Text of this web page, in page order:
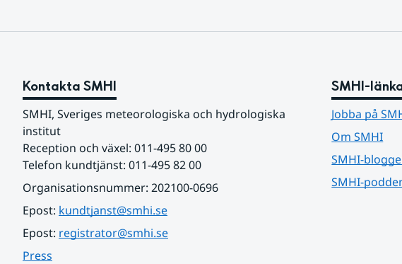
Kontakta SMHI
SMHI, Sveriges meteorologiska och hydrologiska
institut
Reception och växel: 011-495 80 00
Telefon kundtjänst: 011-495 82 00
Organisationsnummer: 202100-0696
Epost: kundtjanst@smhi.se
Epost: registrator@smhi.se
Press
SMHI-
Jobba på
Om SMHI
SMHI-
SMHI-